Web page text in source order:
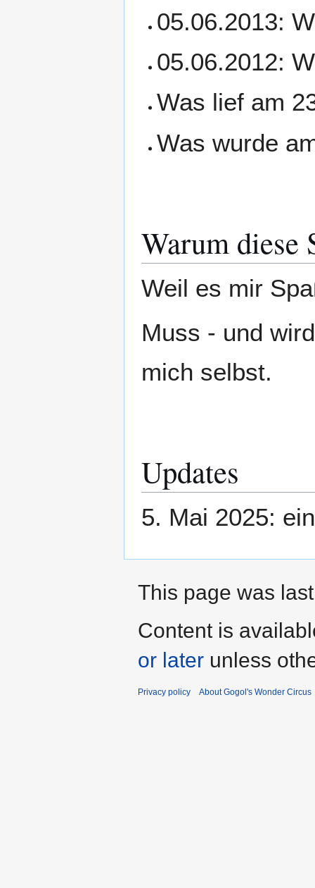
05.06.2013:
05.06.2012:
Was lief am
Was wurde
Warum diese
Weil es mir
Muss - und
mich selbst.
Updates
5. Mai 2025:
This page was
Content is
or later unless
Privacy policy About Gogol's Wonder Circus